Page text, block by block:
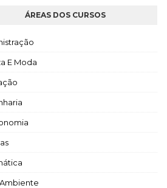
ÁREAS DOS CURSOS
E Moda